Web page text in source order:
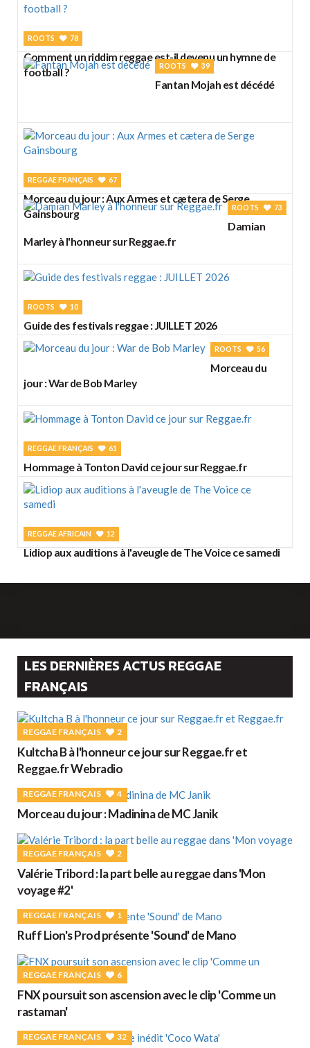
ROOTS 78
Comment un riddim reggae est-il devenu un hymne de
football ?
ROOTS 39
Fantan Mojah est décédé
REGGAE FRANÇAIS 67
Morceau du jour : Aux Armes et cætera de Serge
Gainsbourg
ROOTS 73
Damian
Marley à l'honneur sur Reggae.fr
ROOTS 10
Guide des festivals reggae : JUILLET 2026
ROOTS 56
Morceau du
jour : War de Bob Marley
REGGAE FRANÇAIS 61
Hommage à Tonton David ce jour sur Reggae.fr
REGGAE AFRICAIN 12
Lidiop aux auditions à l'aveugle de The Voice ce samedi
LES DERNIÈRES ACTUS REGGAE
FRANÇAIS
REGGAE FRANÇAIS 2
Kultcha B à l'honneur ce jour sur Reggae.fr et
Reggae.fr Webradio
REGGAE FRANÇAIS 4
Morceau du jour : Madinina de MC Janik
REGGAE FRANÇAIS 2
Valérie Tribord : la part belle au reggae dans 'Mon
voyage #2'
REGGAE FRANÇAIS 1
Ruff Lion's Prod présente 'Sound' de Mano
REGGAE FRANÇAIS 6
FNX poursuit son ascension avec le clip 'Comme un
rastaman'
REGGAE FRANÇAIS 32